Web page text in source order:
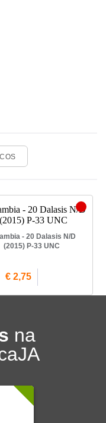
- 20 Dalasis N/D
(2015) P-33 UNC
€ 2,75
na